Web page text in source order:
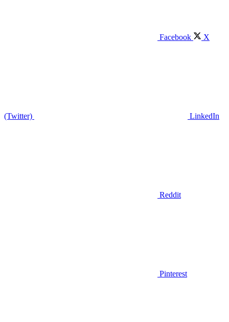
Facebook X
(Twitter) LinkedIn
Reddit
Pinterest